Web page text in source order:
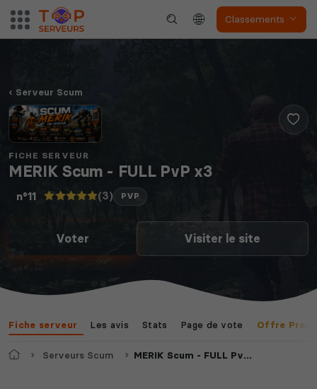
Classements
Serveur Scum
FICHE SERVEUR
MERIK Scum - FULL PvP x3
n°11 (3) PVP
Voter Visiter le site
Fiche serveur Les avis Stats Page de vote Offre
AccueilServeurs Scum MERIK Scum - FULL PvP x3